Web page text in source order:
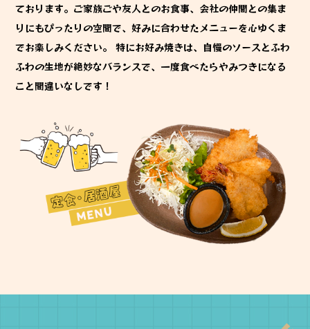
ております。ご家族ごや友人とのお食事、会社の仲間との集ま
りにもぴったりの空間で、好みに合わせたメニューを心ゆくま
でお楽しみください。 特にお好み焼きは、自慢のソースとふわ
ふわの生地が絶妙なバランスで、一度食べたらやみつきになる
こと間違いなしです！